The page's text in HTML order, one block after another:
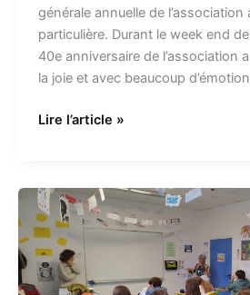
générale annuelle de
particulière. Durant le week end
40e anniversaire de l’association
la joie et avec beaucoup
Lire l’article »
Un
nouveau
tandem
solidaire
pour